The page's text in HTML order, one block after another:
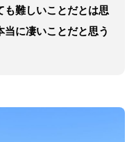
も難しいことだとは思
に凄いことだと思う